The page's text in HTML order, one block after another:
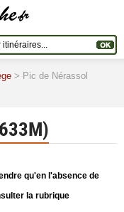
> Pic de Nérassol
qu'en l'absence de
la rubrique